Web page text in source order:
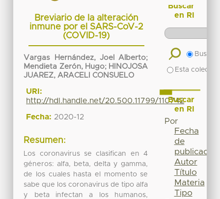
Breviario de la alteración
inmune por el SARS-CoV-2
(COVID-19)
Vargas Hernández, Joel Alberto;
Mendieta Zerón, Hugo; HINOJOSA
JUAREZ, ARACELI CONSUELO
URI:
http://hdl.handle.net/20.500.11799/110742
Fecha: 2020-12
Resumen:
Los coronavirus se clasifican en 4
géneros: alfa, beta, delta y gamma,
de los cuales hasta el momento se
sabe que los coronavirus de tipo alfa
y beta infectan a los humanos,
Buscar
en RI
Buscar
Esta
Buscar
en RI
Por
Fecha
de
publicación
Autor
Título
Materia
Tipo